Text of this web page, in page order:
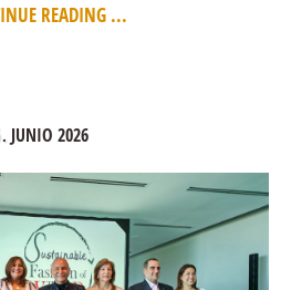
READING ...
. JUNIO 2026